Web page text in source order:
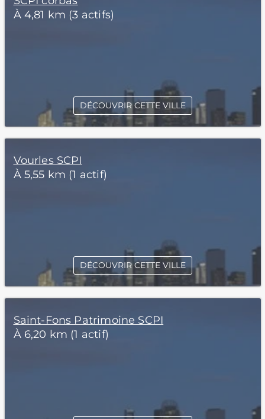
À 4,81 km (3 actifs)
DÉCOUVRIR CETTE VILLE
Vourles SCPI
À 5,55 km (1 actif)
DÉCOUVRIR CETTE VILLE
Saint-Fons Patrimoine SCPI
À 6,20 km (1 actif)